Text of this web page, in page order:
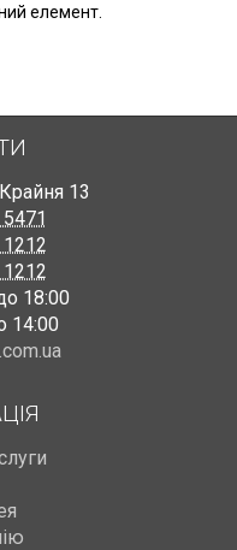
елемент.
13
18:00
14:00